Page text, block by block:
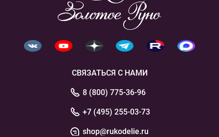
СВЯЗАТЬСЯ С НАМИ
8 (800) 775-36-96
+7 (495) 255-03-73
shop@rukodelie.ru